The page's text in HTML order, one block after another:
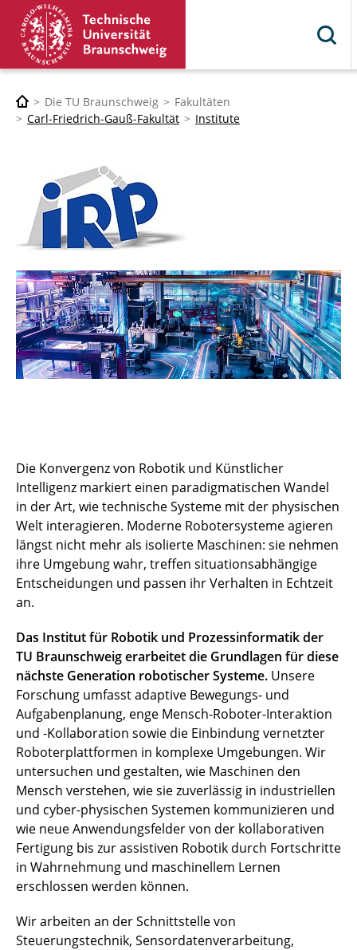
Die TU Braunschweig
Fakultäten
Carl-Friedrich-Gauß-Fakultät
Institute
Die Konvergenz von Robotik und Künstlicher
Intelligenz markiert einen paradigmatischen Wandel
in der Art, wie technische Systeme mit der physischen
Welt interagieren. Moderne Robotersysteme agieren
längst nicht mehr als isolierte Maschinen: sie nehmen
ihre Umgebung wahr, treffen situationsabhängige
Entscheidungen und passen ihr Verhalten in Echtzeit
an.
Das Institut für Robotik und Prozessinformatik der
TU Braunschweig erarbeitet die Grundlagen für diese
nächste Generation robotischer Systeme. Unsere
Forschung umfasst adaptive Bewegungs- und
Aufgabenplanung, enge Mensch-Roboter-Interaktion
und -Kollaboration sowie die Einbindung vernetzter
Roboterplattformen in komplexe Umgebungen. Wir
untersuchen und gestalten, wie Maschinen den
Mensch verstehen, wie sie zuverlässig in industriellen
und cyber-physischen Systemen kommunizieren und
wie neue Anwendungsfelder von der kollaborativen
Fertigung bis zur assistiven Robotik durch Fortschritte
in Wahrnehmung und maschinellem Lernen
erschlossen werden können.
Wir arbeiten an der Schnittstelle von
Steuerungstechnik, Sensordatenverarbeitung,